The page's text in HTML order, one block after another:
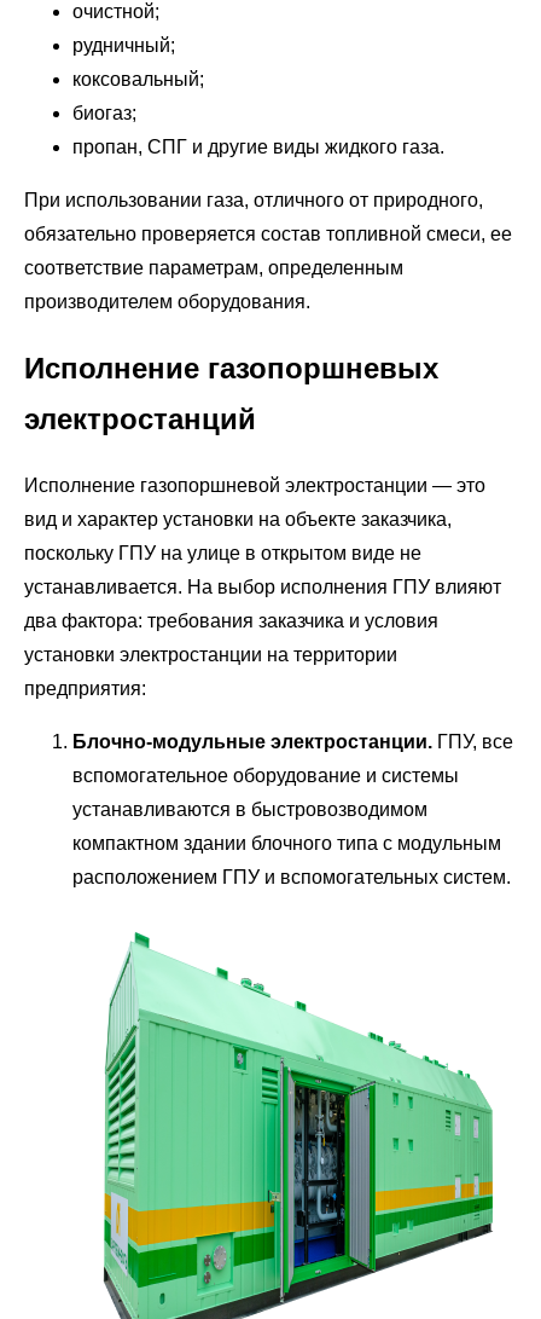
очистной;
рудничный;
коксовальный;
биогаз;
пропан, СПГ и другие виды жидкого газа.
При использовании газа, отличного от природного,
обязательно проверяется состав топливной смеси, ее
соответствие параметрам, определенным
производителем оборудования.
Исполнение газопоршневых
электростанций
Исполнение газопоршневой электростанции — это
вид и характер установки на объекте заказчика,
поскольку ГПУ на улице в открытом виде не
устанавливается. На выбор исполнения ГПУ влияют
два фактора: требования заказчика и условия
установки электростанции на территории
предприятия:
Блочно-модульные электростанции. ГПУ, все
вспомогательное оборудование и системы
устанавливаются в быстровозводимом
компактном здании блочного типа с модульным
расположением ГПУ и вспомогательных систем.